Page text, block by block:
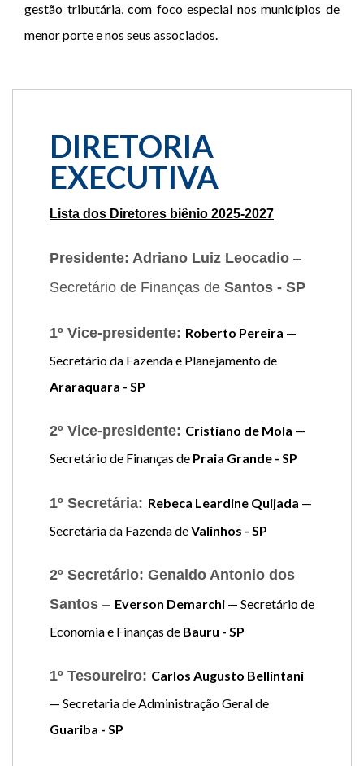
gestão tributária, com foco especial nos municípios de
menor porte e nos seus associados.
DIRETORIA
EXECUTIVA
Lista dos Diretores biênio 2025-2027
Presidente: Adriano Luiz Leocadio –
Secretário de Finanças de Santos - SP
1º Vice-presidente: Roberto Pereira —
Secretário da Fazenda e Planejamento de
Araraquara - SP
2º Vice-presidente: Cristiano de Mola —
Secretário de Finanças de Praia Grande - SP
1º Secretária: Rebeca Leardine Quijada —
Secretária da Fazenda deValinhos - SP
2º Secretário: Genaldo Antonio dos
Santos – Everson Demarchi — Secretário de
Economia e Finanças de Bauru - SP
1º Tesoureiro: Carlos Augusto Bellintani
— Secretaria de Administração Geral de
Guariba - SP